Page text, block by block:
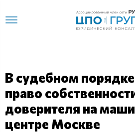
В судебном
право
доверителя на
центре Москве